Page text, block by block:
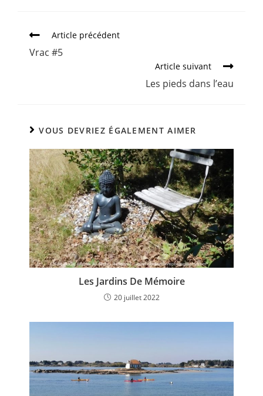
Article précédent
Vrac #5
Article suivant
Les pieds dans l’eau
VOUS DEVRIEZ ÉGALEMENT AIMER
Les Jardins De Mémoire
20 juillet 2022